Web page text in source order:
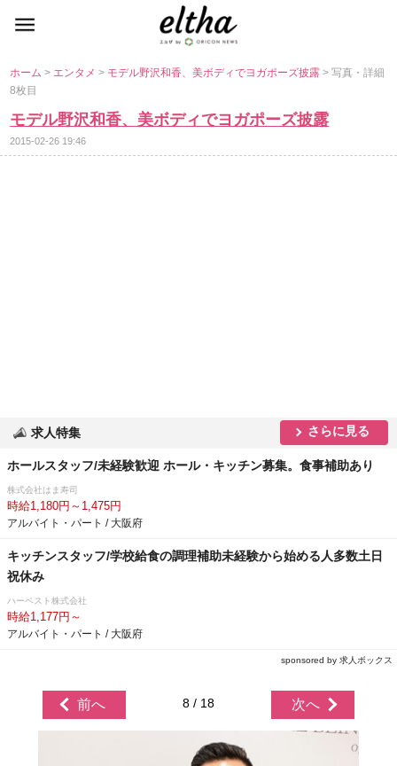
ホーム> エンタメ> モデル野沢和香、美ボディでヨガポーズ披露> 写真・詳細
8枚目
モデル野沢和香、美ボディでヨガポーズ披露
2015-02-26 19:46
求人特集 さらに見る
ホールスタッフ/未経験歓迎 ホール・キッチン募集。食事補助あり
株式会社はま寿司
時給1,180円～1,475円
アルバイト・パート / 大阪府
キッチンスタッフ/学校給食の調理補助未経験から始める人多数土日
祝休み
ハーベスト株式会社
時給1,177円～
アルバイト・パート / 大阪府
sponsored by 求人ボックス
前へ 8 / 18 次へ